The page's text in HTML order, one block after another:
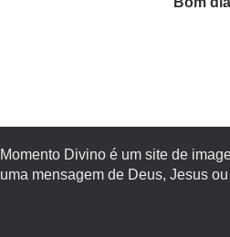
Momento Divino é um site de
uma mensagem de Deus, Jesus